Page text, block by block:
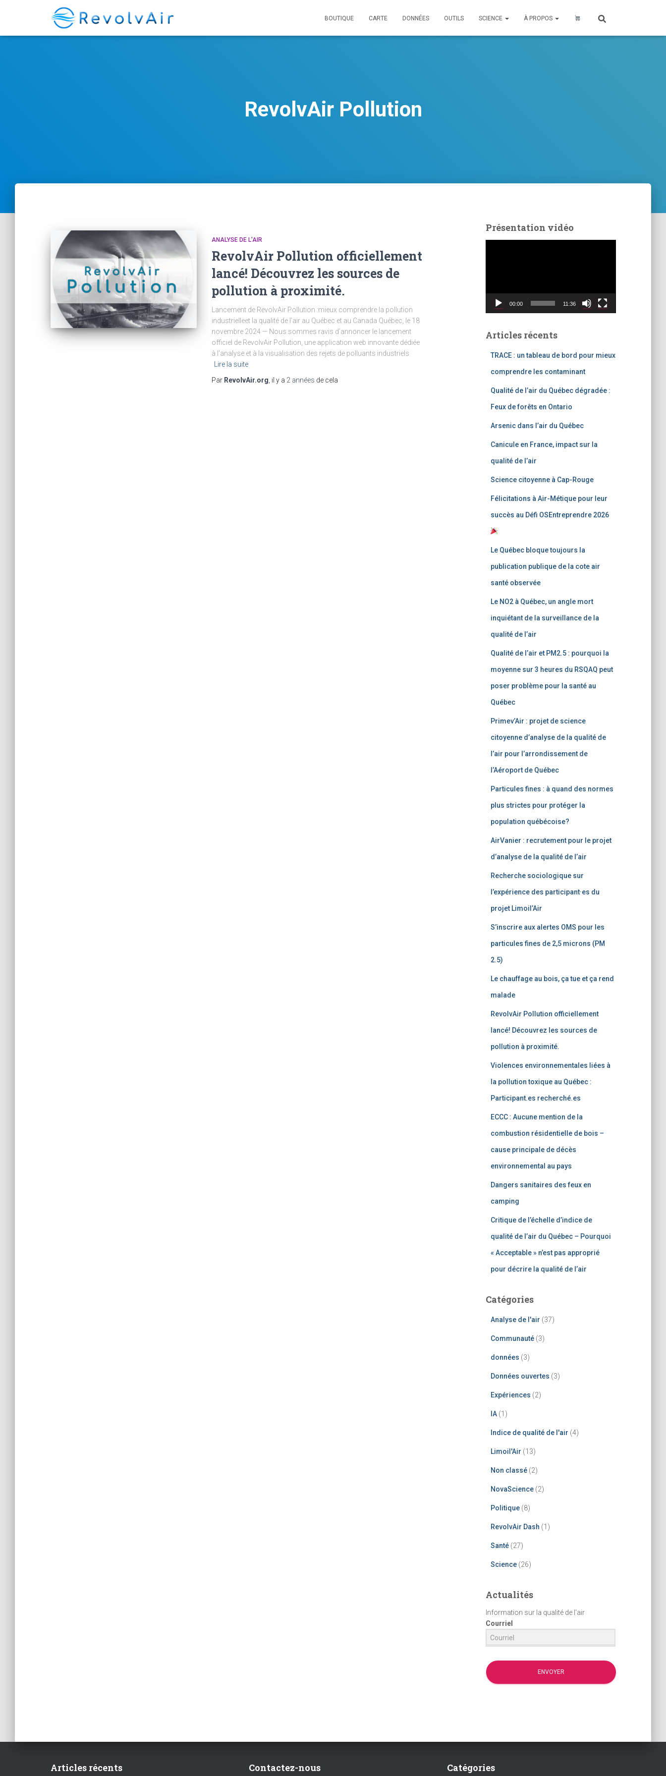
BOUTIQUE CARTE DONNÉES OUTILS SCIENCE À PROPOS
RevolvAir Pollution
ANALYSE DE L'AIR
RevolvAir Pollution officiellement
lancé! Découvrez les sources de
pollution à proximité.
Lancement de RevolvAir Pollution :mieux comprendre la pollution
industrielleet la qualité de l’air au Québec et au Canada Québec, le 18
novembre 2024 — Nous sommes ravis d’annoncer le lancement
officiel de RevolvAir Pollution, une application web innovante dédiée
à l’analyse et à la visualisation des rejets de polluants industriels
Lire la suite
Par RevolvAir.org , il y a 2 années de cela
Présentation vidéo
00:00 11:36
Articles récents
TRACE : un tableau de bord pour mieux
comprendre les contaminant
Qualité de l’air du Québec dégradée :
Feux de forêts en Ontario
Arsenic dans l’air du Québec
Canicule en France, impact sur la
qualité de l’air
Science citoyenne à Cap-Rouge
Félicitations à Air-Métique pour leur
succès au Défi OSEntreprendre 2026
Le Québec bloque toujours la
publication publique de la cote air
santé observée
Le NO2 à Québec, un angle mort
inquiétant de la surveillance de la
qualité de l’air
Qualité de l’air et PM2.5 : pourquoi la
moyenne sur 3 heures du RSQAQ peut
poser problème pour la santé au
Québec
Primev’Air : projet de science
citoyenne d’analyse de la qualité de
l’air pour l’arrondissement de
l’Aéroport de Québec
Particules fines : à quand des normes
plus strictes pour protéger la
population québécoise?
AirVanier : recrutement pour le projet
d’analyse de la qualité de l’air
Recherche sociologique sur
l’expérience des participant·es du
projet Limoil’Air
S’inscrire aux alertes OMS pour les
particules fines de 2,5 microns (PM
2.5)
Le chauffage au bois, ça tue et ça rend
malade
RevolvAir Pollution officiellement
lancé! Découvrez les sources de
pollution à proximité.
Violences environnementales liées à
la pollution toxique au Québec :
Participant.es recherché.es
ECCC : Aucune mention de la
combustion résidentielle de bois –
cause principale de décès
environnemental au pays
Dangers sanitaires des feux en
camping
Critique de l’échelle d’indice de
qualité de l’air du Québec – Pourquoi
« Acceptable » n’est pas approprié
pour décrire la qualité de l’air
Catégories
Analyse de l'air (37)
Communauté(3)
données (3)
Données ouvertes (3)
Expériences (2)
IA(1)
Indice de qualité de l'air (4)
Limoil'Air (13)
Non classé(2)
NovaScience(2)
Politique(8)
RevolvAir Dash (1)
Santé(27)
Science(26)
Actualités
Information sur la qualité de l'air
Courriel
ENVOYER
Articles récents Contactez-nous Catégories